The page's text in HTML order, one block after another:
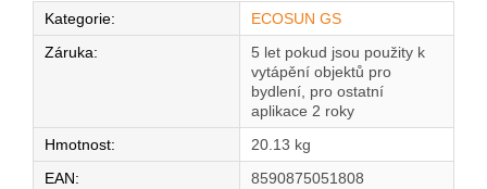
Kategorie:
ECOSUN GS
Záruka:
5 let pokud jsou použity k
vytápění objektů pro
bydlení, pro ostatní
aplikace 2 roky
Hmotnost:
20.13 kg
EAN:
8590875051808